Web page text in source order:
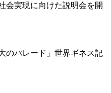
会実現に向けた説明会を開
のパレード」世界ギネス記